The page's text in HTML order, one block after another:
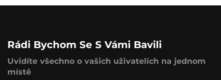
Rádi Bychom Se S Vámi Bavili
Uvidíte všechno o vašich uživatelích na jednom
místě